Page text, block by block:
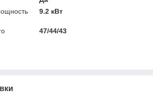
9.2 кВт
47/44/43